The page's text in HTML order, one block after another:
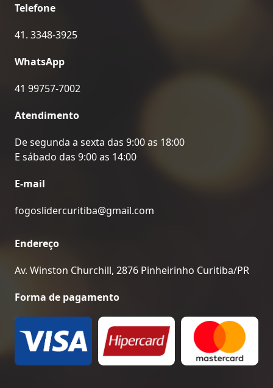
Telefone
41. 3348-3925
WhatsApp
41 99757-7002
Atendimento
De segunda a sexta das 9:00 as 18:00
E sábado das 9:00 as 14:00
E-mail
fogoslidercuritiba@gmail.com
Endereço
Av. Winston Churchill, 2876 Pinheirinho Curitiba/PR
Forma de pagamento